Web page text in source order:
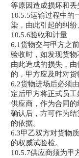
等原因造成损坏和丢
10.5.5运输过程中的
染，由此引起的纠纷
10.5.6验收和计量
6.1货物交与甲方之
验收时，如发现货物
由此造成的损失，
的，甲方应及时对货
6.2货物进场后必须
定后甲方将正式员
供应商，作为合同
确认后，方可作为
的依据。
6.3甲乙双方对货物
的权威试验检。
10.5.7供应商须为甲